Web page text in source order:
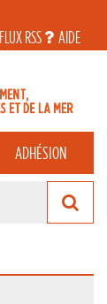
FLUX RSS
AIDE
ADHÉSION